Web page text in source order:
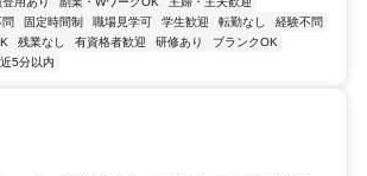
固定時間制 職場見学可 学生歓迎 転勤なし
経験不問
残業なし 有資格者歓迎 研修あり
ブランクOK
5分以内